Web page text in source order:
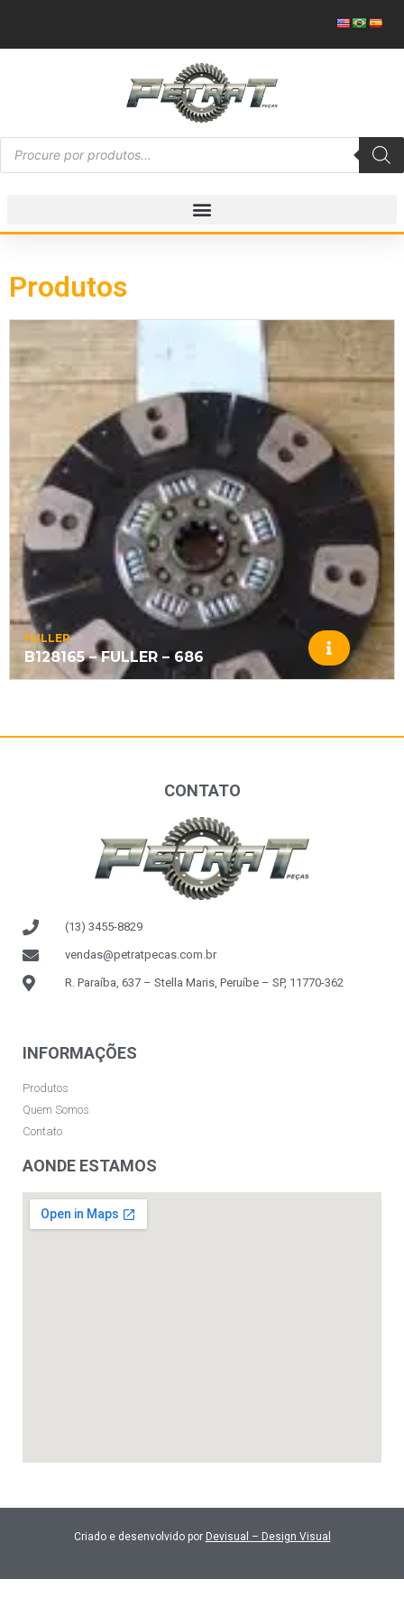
Produtos
FULLER
B128165 – FULLER – 686
CONTATO
(13) 3455-8829
vendas@petratpecas.com.br
R. Paraíba, 637 – Stella Maris, Peruíbe – SP, 11770-362
INFORMAÇÕES
Produtos
Quem Somos
Contato
AONDE ESTAMOS
Criado e desenvolvido por Devisual – Design Visual